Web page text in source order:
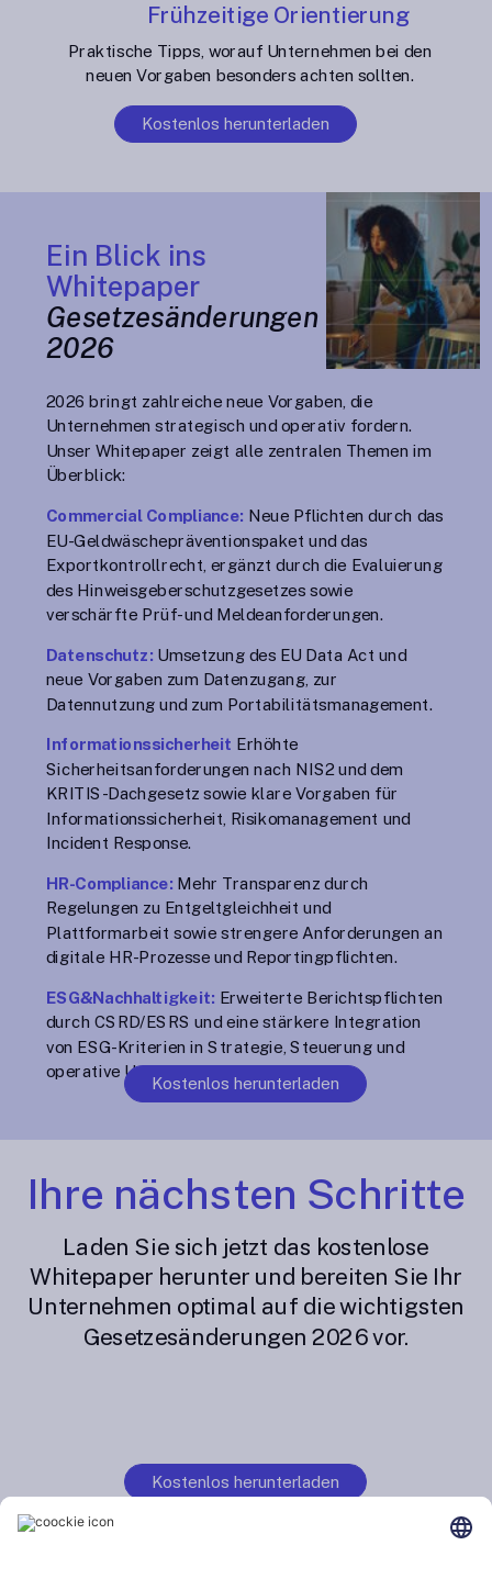
Praktische Tipps, worauf Unternehmen bei den
neuen Vorgaben besonders achten sollten.
Frühzeitige Orientierung
Ein Blick ins
Whitepaper
Gesetzesänderungen
2026
2026 bringt zahlreiche neue Vorgaben, die
Unternehmen strategisch und operativ fordern.
Unser Whitepaper zeigt alle zentralen Themen im
Überblick:
Commercial Compliance: Neue Pflichten durch das
EU-Geldwäschepräventionspaket und das
Exportkontrollrecht, ergänzt durch die Evaluierung
des Hinweisgeberschutzgesetzes sowie
verschärfte Prüf- und Meldeanforderungen.
Datenschutz: Umsetzung des EU Data Act und
neue Vorgaben zum Datenzugang, zur
Datennutzung und zum Portabilitätsmanagement.
Informationssicherheit Erhöhte
Sicherheitsanforderungen nach NIS2 und dem
KRITIS-Dachgesetz sowie klare Vorgaben für
Informationssicherheit, Risikomanagement und
Incident Response.
HR-Compliance: Mehr Transparenz durch
Regelungen zu Entgeltgleichheit und
Plattformarbeit sowie strengere Anforderungen an
digitale HR-Prozesse und Reportingpflichten.
ESG&Nachhaltigkeit: Erweiterte Berichtspflichten
durch CSRD/ESRS und eine stärkere Integration
von ESG-Kriterien in Strategie, Steuerung und
operative Unternehmensprozesse.
Ihre nächsten Schritte
Laden Sie sich jetzt das kostenlose
Whitepaper herunter und bereiten Sie Ihr
Unternehmen optimal auf die wichtigsten
Gesetzesänderungen 2026 vor.
Kostenlos herunterladen
Kostenlos herunterladen
Kostenlos herunterladen